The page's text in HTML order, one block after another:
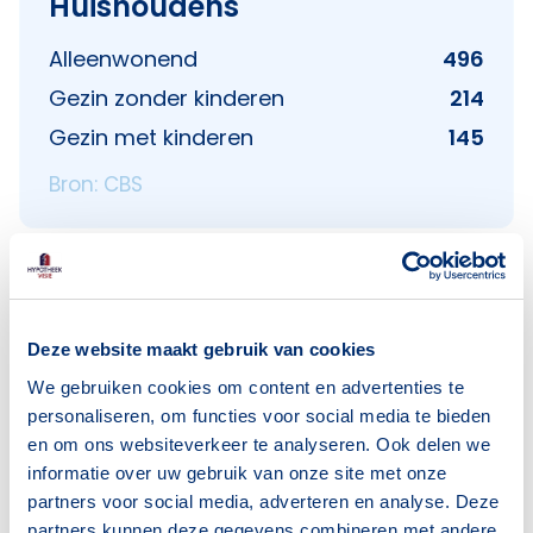
Deze website maakt gebruik van cookies
We gebruiken cookies om content en advertenties te
personaliseren, om functies voor social media te bieden
en om ons websiteverkeer te analyseren. Ook delen we
informatie over uw gebruik van onze site met onze
partners voor social media, adverteren en analyse. Deze
Alleenwonend
496
Gezin zonder kinderen
214
Gezin met kinderen
145
Bron: CBS
Voorzieningen in Kwakkenberg
Deze wijk heeft het allemaal voor je. Zo vind je
er: